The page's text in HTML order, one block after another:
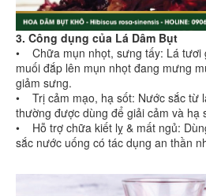
3. Công dụng của Lá Dâm Bụt
• Chữa mụn nhọt, sưng tấy: Lá tươi
muối đắp lên mụn nhọt đang mưng
giảm sưng.
• Trị cảm mạo, hạ sốt: Nước sắc từ
thường được dùng để giải cảm và hạ
• Hỗ trợ chữa kiết lỵ & mất ngủ:
sắc nước uống có tác dụng an thần